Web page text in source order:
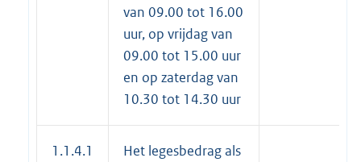
van 09.00 tot 16.00
uur, op vrijdag van
09.00 tot 15.00 uur
en op zaterdag van
10.30 tot 14.30 uur
1.1.4.1
Het legesbedrag als